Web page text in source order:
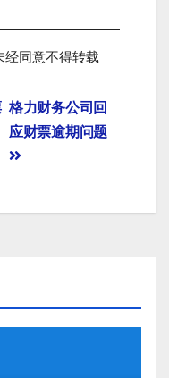
经同意不得转载
格力财务公司回
应财票逾期问题